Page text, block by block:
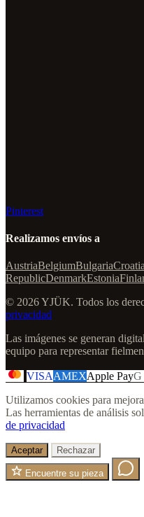
Pinterest
Realizamos envíos a
AustriaBelgiumBulgariaCroatia
RepublicDenmarkEstonia
© 2026 YJÜK. Todos los
privacidad
Las imágenes se generan
equipo para representar
VISAAMEXApple PayG
Utilizamos cookies para
Las herramientas de análisis
de privacidad
Aceptar Rechazar
Encuentre su pieza